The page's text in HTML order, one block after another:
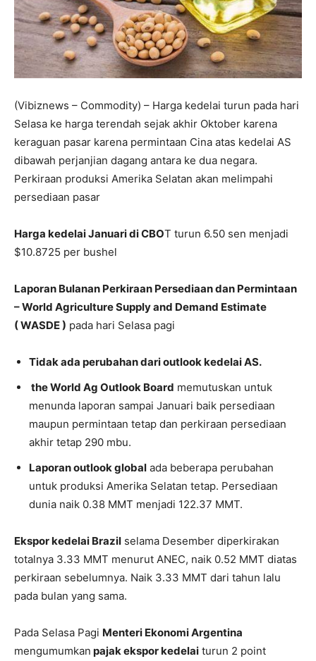
(Vibiznews – Commodity) – Harga kedelai turun pada hari
Selasa ke harga terendah sejak akhir Oktober karena
keraguan pasar karena permintaan Cina atas kedelai AS
dibawah perjanjian dagang antara ke dua negara.
Perkiraan produksi Amerika Selatan akan melimpahi
persediaan pasar
Harga kedelai Januari di CBOT turun 6.50 sen menjadi
$10.8725 per bushel
Laporan Bulanan Perkiraan Persediaan dan Permintaan
– World Agriculture Supply and Demand Estimate
( WASDE ) pada hari Selasa pagi
Tidak ada perubahan dari outlook kedelai AS.
the World Ag Outlook Board memutuskan untuk
menunda laporan sampai Januari baik persediaan
maupun permintaan tetap dan perkiraan persediaan
akhir tetap 290 mbu.
Laporan outlook global ada beberapa perubahan
untuk produksi Amerika Selatan tetap. Persediaan
dunia naik 0.38 MMT menjadi 122.37 MMT.
Ekspor kedelai Brazil selama Desember diperkirakan
totalnya 3.33 MMT menurut ANEC, naik 0.52 MMT diatas
perkiraan sebelumnya. Naik 3.33 MMT dari tahun lalu
pada bulan yang sama.
Pada Selasa Pagi Menteri Ekonomi Argentina
mengumumkan pajak ekspor kedelai turun 2 point